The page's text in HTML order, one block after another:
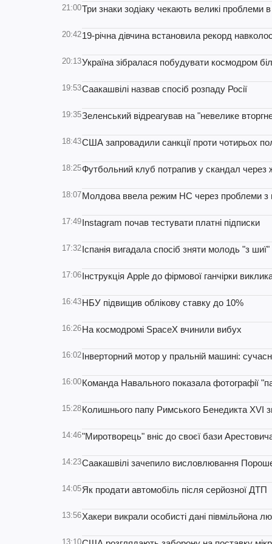
21:00Три знаки зодіаку чекають великі проблеми
20:4219-річна дівчина встановила рекорд
20:13Україна зібралася побудувати космодром
19:53Саакашвілі назвав спосіб розпаду Росії
19:35Зеленський відреагував на "невелике
18:43США запровадили санкції проти чотирьох
18:25Футбольний клуб потрапив у скандал
18:07Молдова ввела режим НС через проблеми з
17:49Instagram почав тестувати платні підписки
17:32Іспанія вигадала спосіб зняти молодь "з шиї"
17:06Інструкція Apple до фірмової ганчірки
16:43НБУ підвищив облікову ставку до 10%
16:26На космодромі SpaceX вчинили вибух
16:02Інверторний мотор у пральній машині:
16:00Команда Навального показала фотографії
15:28Колишнього папу Римського Бенедикта XVI
14:46"Миротворець" вніс до своєї бази
14:23Саакашвілі зачепило висловлювання
14:05Як продати автомобіль після серйозної ДТП
13:56Хакери викрали особисті дані півмільйона
13:10